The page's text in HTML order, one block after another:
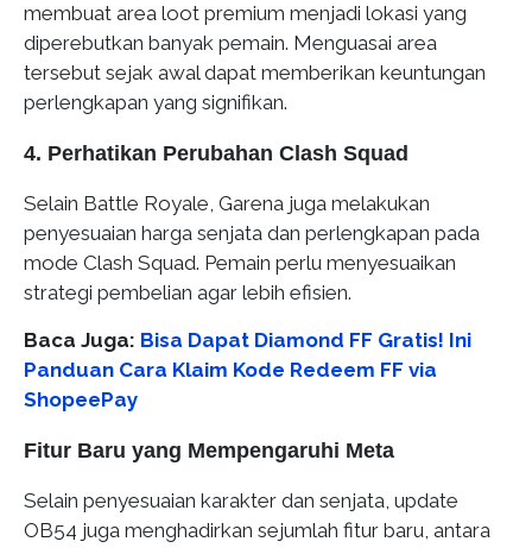
membuat area loot premium menjadi lokasi yang
diperebutkan banyak pemain. Menguasai area
tersebut sejak awal dapat memberikan keuntungan
perlengkapan yang signifikan.
4. Perhatikan Perubahan Clash Squad
Selain Battle Royale, Garena juga melakukan
penyesuaian harga senjata dan perlengkapan pada
mode Clash Squad. Pemain perlu menyesuaikan
strategi pembelian agar lebih efisien.
Baca Juga: Bisa Dapat Diamond FF Gratis! Ini
Panduan Cara Klaim Kode Redeem FF via
ShopeePay
Fitur Baru yang Mempengaruhi Meta
Selain penyesuaian karakter dan senjata, update
OB54 juga menghadirkan sejumlah fitur baru, antara